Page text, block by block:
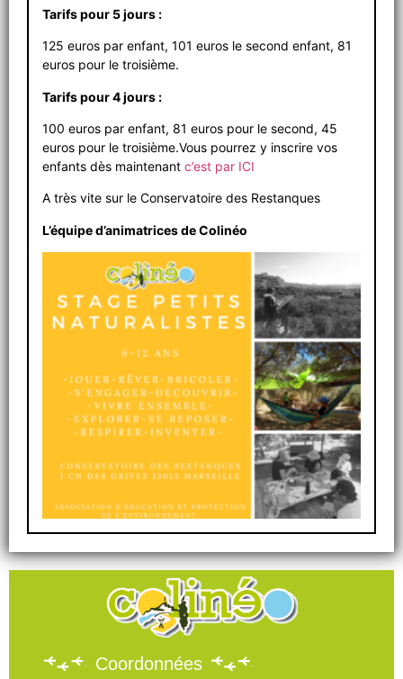
Tarifs pour 5 jours :
125 euros par enfant, 101 euros le second enfant, 81
euros pour le troisième.
Tarifs pour 4 jours :
100 euros par enfant, 81 euros pour le second, 45
euros pour le troisième.Vous pourrez y inscrire vos
enfants dès maintenant c’est par ICI
A très vite sur le Conservatoire des Restanques
L’équipe d’animatrices de Colinéo
Coordonnées